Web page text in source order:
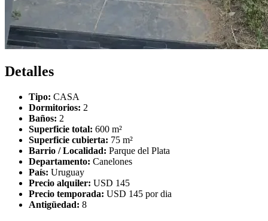
Detalles
Tipo: CASA
Dormitorios: 2
Baños: 2
Superficie total: 600 m²
Superficie cubierta: 75 m²
Barrio / Localidad: Parque del Plata
Departamento: Canelones
País: Uruguay
Precio alquiler: USD 145
Precio temporada: USD 145 por dia
Antigüedad: 8